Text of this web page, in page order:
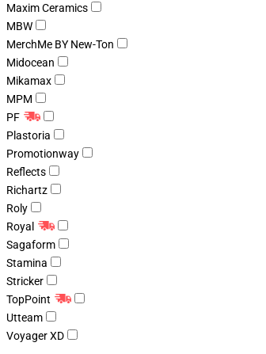
Maxim Ceramics
MBW
MerchMe BY New-Ton
Midocean
Mikamax
MPM
PF
Plastoria
Promotionway
Reflects
Richartz
Roly
Royal
Sagaform
Stamina
Stricker
TopPoint
Utteam
Voyager XD